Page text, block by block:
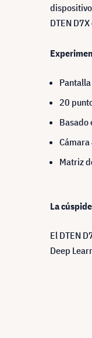
DTEN
20
Basado
Matriz
La
El DTEN
Deep